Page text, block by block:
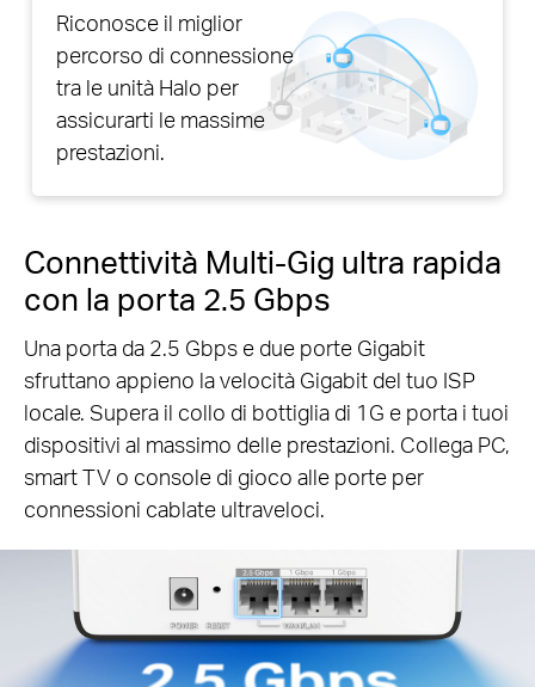
Riconosce il miglior
percorso di connessione
tra le unità Halo per
assicurarti le massime
prestazioni.
Connettività Multi-Gig ultra rapida
con la porta 2.5 Gbps
Una porta da 2.5 Gbps e due porte Gigabit
sfruttano appieno la velocità Gigabit del tuo ISP
locale. Supera il collo di bottiglia di 1G e porta i tuoi
dispositivi al massimo delle prestazioni. Collega PC,
smart TV o console di gioco alle porte per
connessioni cablate ultraveloci.